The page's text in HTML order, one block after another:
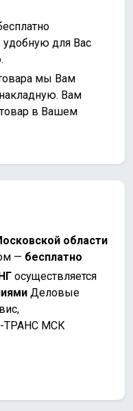
для Вас
мы Вам
Вам
товар в Вашем
области
— бесплатно
осуществляется
Деловые
ТРАНС МСК